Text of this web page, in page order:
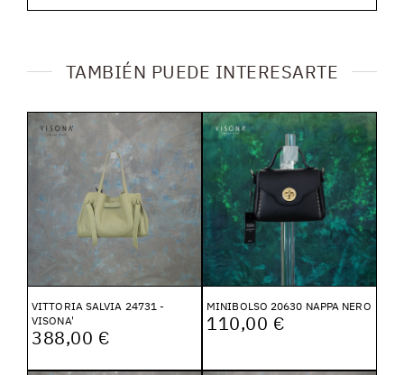
TAMBIÉN PUEDE INTERESARTE
VITTORIA SALVIA 24731 -
VISONA'
388,00 €
MINIBOLSO 20630 NAPPA NERO
110,00 €